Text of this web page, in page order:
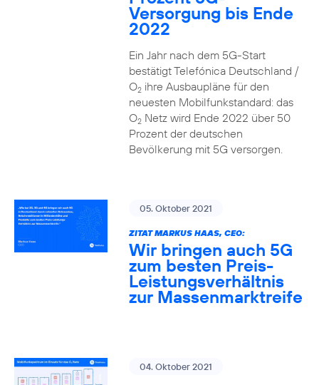
Versorgung bis Ende
2022
Ein Jahr nach dem 5G-Start
bestätigt Telefónica Deutschland /
O2ihre Ausbaupläne für den
neuesten Mobilfunkstandard: das
O2Netz wird Ende 2022 über 50
Prozent der deutschen
Bevölkerung mit 5G versorgen.
05. Oktober 2021
ZITAT MARKUS HAAS, CEO:
Wir bringen auch 5G
zum besten Preis-
Leistungsverhältnis
zur Massenmarktreife
04. Oktober 2021